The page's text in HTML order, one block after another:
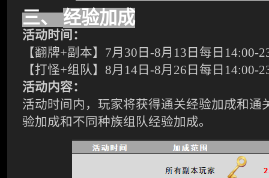
三、 经验加成
活动时间：
【翻牌+副本】 7月 30 日 -8月 13 日每日 14:00-
【打怪+组队】 8月 14日 -8月 26 日每日 14:00-
活动内容：
活动时间内，玩家将获得通关经验加成和通
验加成和不同种族组队经验加成。